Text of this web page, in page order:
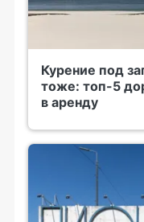
Курение под
тоже: топ-5
в аренду